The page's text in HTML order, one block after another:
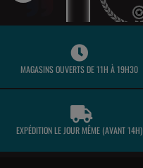
MAGASINS OUVERTS DE 11H À 19H30
EXPÉDITION LE JOUR MÊME (AVANT 14H)